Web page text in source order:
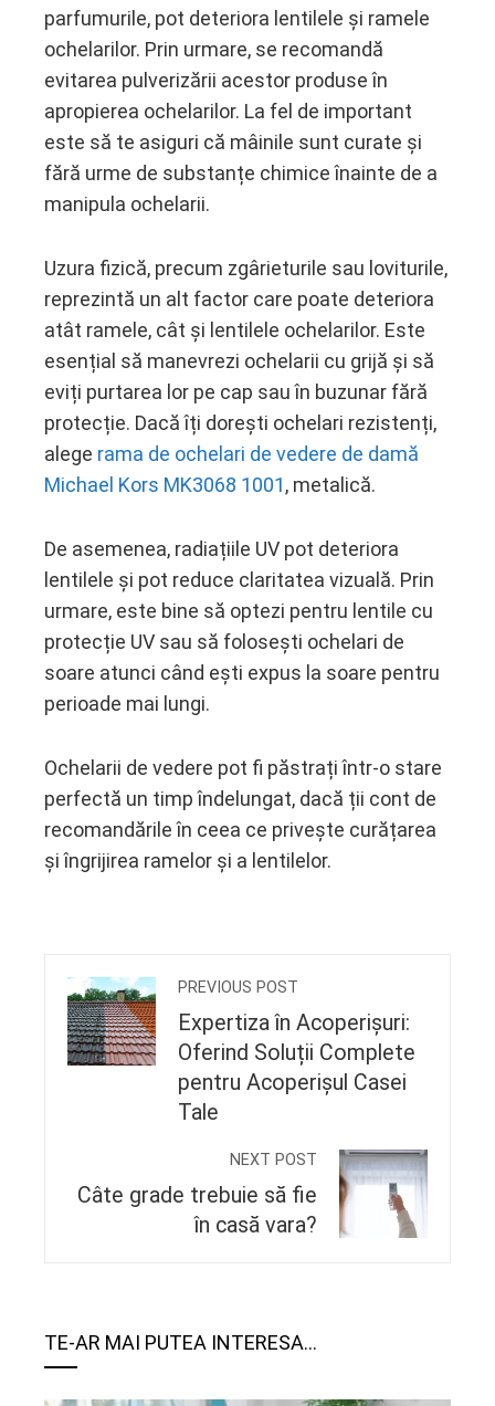
parfumurile, pot deteriora lentilele și ramele
ochelarilor. Prin urmare, se recomandă
evitarea pulverizării acestor produse în
apropierea ochelarilor. La fel de important
este să te asiguri că mâinile sunt curate și
fără urme de substanțe chimice înainte de a
manipula ochelarii.
Uzura fizică, precum zgârieturile sau loviturile,
reprezintă un alt factor care poate deteriora
atât ramele, cât și lentilele ochelarilor. Este
esențial să manevrezi ochelarii cu grijă și să
eviți purtarea lor pe cap sau în buzunar fără
protecție. Dacă îți dorești ochelari rezistenți,
alege rama de ochelari de vedere de damă
Michael Kors MK3068 1001, metalică.
De asemenea, radiațiile UV pot deteriora
lentilele și pot reduce claritatea vizuală. Prin
urmare, este bine să optezi pentru lentile cu
protecție UV sau să folosești ochelari de
soare atunci când ești expus la soare pentru
perioade mai lungi.
Ochelarii de vedere pot fi păstrați într-o stare
perfectă un timp îndelungat, dacă ții cont de
recomandările în ceea ce privește curățarea
și îngrijirea ramelor și a lentilelor.
PREVIOUS POST
Expertiza în Acoperișuri:
Oferind Soluții Complete
pentru Acoperișul Casei
Tale
NEXT POST
Câte grade trebuie să fie
în casă vara?
TE-AR MAI PUTEA INTERESA...